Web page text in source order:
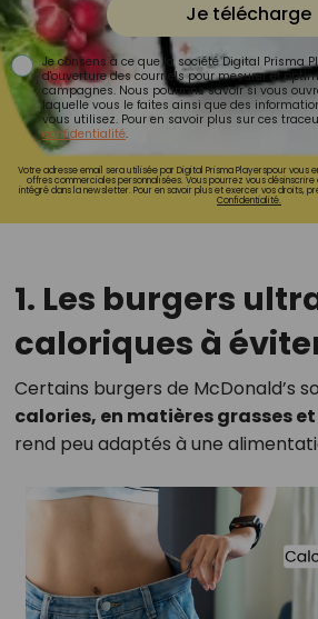
Je télécharge
Je consens à ce que la société Digital Prisma
d'ouverture des courriels pour mesurer et
campagnes. Nous pourrons savoir si vous
laquelle vous le faites ainsi que des
vous utilisez. Pour en savoir plus sur ces
confidentialité.
Votre adresse email sera utilisée par Digital Prisma Playerspour vous
offres commerciales personnalisées. Vous pourrez vous désinscrire
intégré dans la newsletter. Pour en savoir plus et exercer vos droits,
Confidentialité.
1. Les burgers
caloriques à
Certains burgers de McDonald’s
calories, en matières grasses et
rend peu adaptés à une